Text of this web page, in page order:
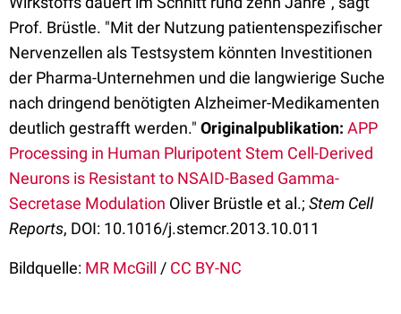
Prof. Brüstle. "Mit der Nutzung patientenspezifischer
Nervenzellen als Testsystem könnten Investitionen
der Pharma-Unternehmen und die langwierige Suche
nach dringend benötigten Alzheimer-Medikamenten
deutlich gestrafft werden." Originalpublikation: APP
Processing in Human Pluripotent Stem Cell-Derived
Neurons is Resistant to NSAID-Based Gamma-
Secretase Modulation Oliver Brüstle et al.; Stem Cell
Reports, DOI: 10.1016/j.stemcr.2013.10.011
Bildquelle: MR McGill / CC BY-NC